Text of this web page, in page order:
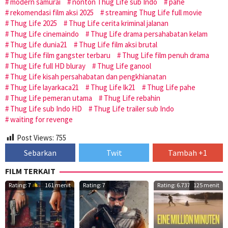
rekomendasi film aksi 2025
streaming Thug Life full movie
Thug Life 2025
Thug Life cerita kriminal jalanan
Thug Life cinemaindo
Thug Life drama persahabatan kelam
Thug Life dunia21
Thug Life film aksi brutal
Thug Life film gangster terbaru
Thug Life film penuh drama
Thug Life full HD bluray
Thug Life ganool
Thug Life kisah persahabatan dan pengkhianatan
Thug Life layarkaca21
Thug Life lk21
Thug Life pahe
Thug Life pemeran utama
Thug Life rebahin
Thug Life sub Indo HD
Thug Life trailer sub Indo
waiting for revenge
Post Views: 755
Sebarkan Twit
Tambah +1
FILM TERKAIT
Rating: 7 161 menit Rating: 7 Rating: 6.737 125 menit